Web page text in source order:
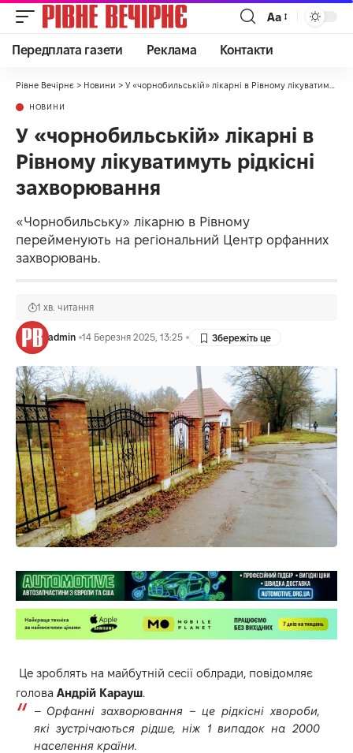
Аа
Передплата газети Реклама Контакти
Рівне Вечірнє > Новини > У «чорнобильській» лікарні в Рівному лікуватимуть рідкісні захворювання
НОВИНИ
У «чорнобильській» лікарні в
Рівному лікуватимуть рідкісні
захворювання
«Чорнобильську» лікарню в Рівному
перейменують на регіональний Центр орфанних
захворювань.
admin 14 Березня 2025, 13:25
1 хв. читання
Це зроблять на майбутній сесії облради, повідомляє
голова Андрій Карауш.
–Орфанні захворювання – це рідкісні хвороби,
які зустрічаються рідше, ніж 1 випадок на 2000
населення країни.